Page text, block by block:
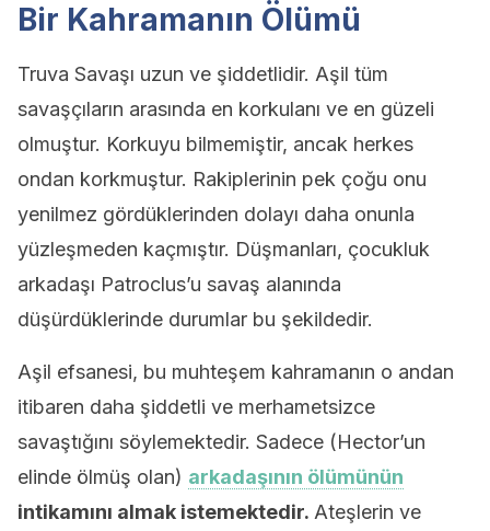
Bir Kahramanın Ölümü
Truva Savaşı uzun ve şiddetlidir. Aşil tüm
savaşçıların arasında en korkulanı ve en güzeli
olmuştur. Korkuyu bilmemiştir, ancak herkes
ondan korkmuştur. Rakiplerinin pek çoğu onu
yenilmez gördüklerinden dolayı daha onunla
yüzleşmeden kaçmıştır. Düşmanları, çocukluk
arkadaşı Patroclus’u savaş alanında
düşürdüklerinde durumlar bu şekildedir.
Aşil efsanesi, bu muhteşem kahramanın o andan
itibaren daha şiddetli ve merhametsizce
savaştığını söylemektedir. Sadece (Hector’un
elinde ölmüş olan) arkadaşının ölümünün
intikamını almak istemektedir. Ateşlerin ve